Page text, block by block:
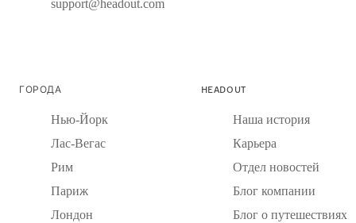
support@headout.com
ГОРОДА
Нью-Йорк
Лас-Вегас
Рим
Париж
Лондон
HEADOUT
Наша история
Карьера
Отдел новостей
Блог компании
Блог о путешествиях